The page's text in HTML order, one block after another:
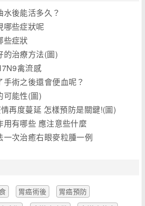
後能活多久？
哪些症狀呢
些症狀
的治療方法(圖)
禽流感
手術之後還會便血呢？
可能性(圖)
再度蔓延 怎樣預防是關鍵!(圖)
用有哪些 應注意些什麼
一次治癒右眼麥粒腫一例
胃癌術後
胃癌預防